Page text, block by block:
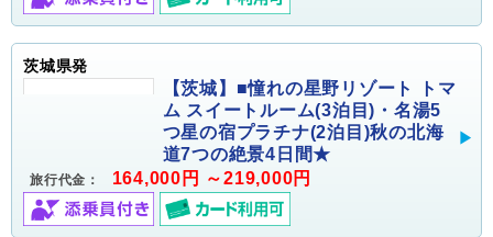
茨城県発
【茨城】■憧れの星野リゾート トマ
ム スイートルーム(3泊目)・名湯5
つ星の宿プラチナ(2泊目)秋の北海
道7つの絶景4日間★
旅行代金： 164,000円 ～219,000円